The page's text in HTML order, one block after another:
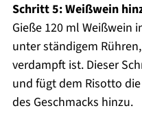
Schritt 5: Weißwein
Gieße 120 ml Weißwein
unter ständigem
verdampft ist. Dieser
und fügt dem Risotto
des Geschmacks hinzu.